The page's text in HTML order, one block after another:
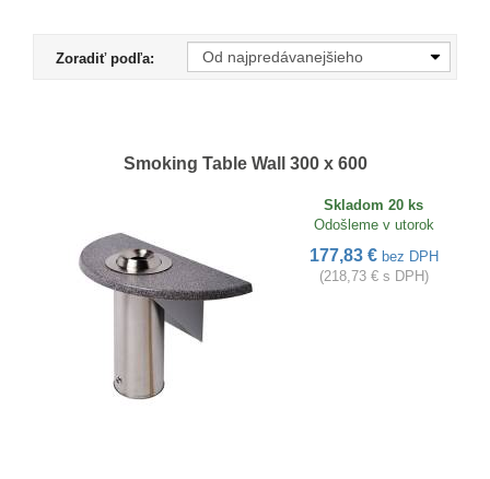
Zoradiť podľa:
Smoking Table Wall 300 x 600
Skladom 20 ks
Odošleme v utorok
177,83 € bez DPH
(218,73 € s DPH)